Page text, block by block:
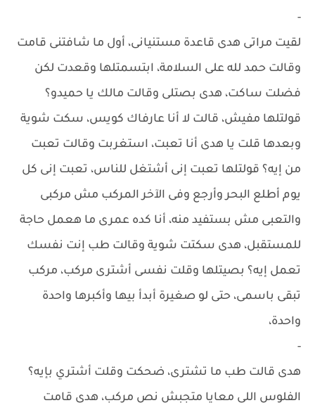
-
لقيت مراتى هدى قاعدة مستنيانى، أول ما شافتنى قامت
وقالت حمد لله على السلامة، ابتسمتلها وقعدت لكن
فضلت ساكت، هدى بصتلى وقالت مالك يا حميدو؟
قولتلها مفيش، قالت لا أنا عارفاك كويس، سكت شوية
وبعدها قلت يا هدى أنا تعبت، استغربت وقالت تعبت
من إيه؟ قولتلها تعبت إنى أشتغل للناس، تعبت إنى كل
يوم أطلع البحر وأرجع وفى الآخر المركب مش مركبى
والتعبى مش بستفيد منه، أنا كده عمرى ما هعمل حاجة
للمستقبل، هدى سكتت شوية وقالت طب إنت نفسك
تعمل إيه؟ بصيتلها وقلت نفسى أشترى مركب، مركب
تبقى باسمى، حتى لو صغيرة أبدأ بيها وأكبرها واحدة
واحدة،
-
هدى قالت طب ما تشترى، ضحكت وقلت أشتري بإيه؟
الفلوس اللى معايا متجبش نص مركب، هدى قامت